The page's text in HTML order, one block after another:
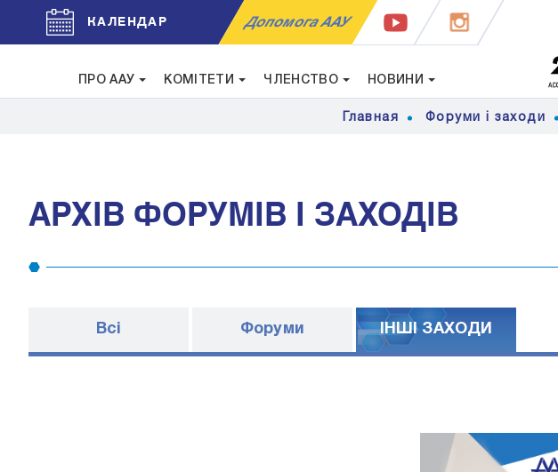
КАЛЕНДАР Допомога ААУ
ПРО ААУ КОМІТЕТИ ЧЛЕНСТВО НОВИНИ
Главная Форуми і заходи
АРХІВ ФОРУМІВ І ЗАХОДІВ
Всі Форуми IНШI ЗАХОДИ